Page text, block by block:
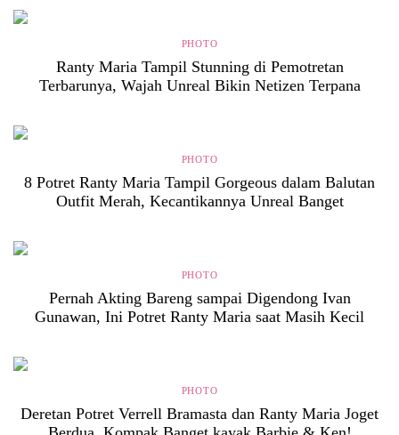
PHOTO
Ranty Maria Tampil Stunning di Pemotretan
Terbarunya, Wajah Unreal Bikin Netizen Terpana
PHOTO
8 Potret Ranty Maria Tampil Gorgeous dalam Balutan
Outfit Merah, Kecantikannya Unreal Banget
PHOTO
Pernah Akting Bareng sampai Digendong Ivan
Gunawan, Ini Potret Ranty Maria saat Masih Kecil
PHOTO
Deretan Potret Verrell Bramasta dan Ranty Maria Joget